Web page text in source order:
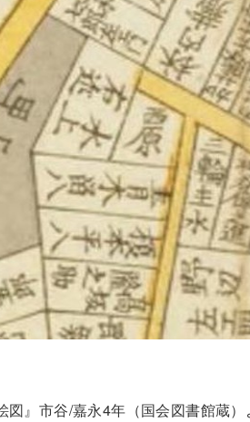
図』市谷/嘉永4年（国会図書館蔵